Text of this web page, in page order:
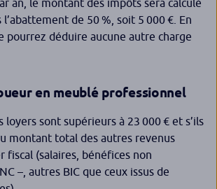
an, le montant des impôts sera calculé
l’abattement de 50 %, soit 5 000 €. En
pourrez déduire aucune autre charge
en meublé professionnel
loyers sont supérieurs à 23 000 € et s’ils
montant total des autres revenus
fiscal (salaires, bénéfices non
–, autres BIC que ceux issus de